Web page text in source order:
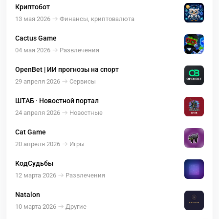
Криптобот
13 мая 2026 Финансы, криптовалюта
Cactus Game
04 мая 2026 Развлечения
OpenBet | ИИ прогнозы на спорт
29 апреля 2026 Сервисы
ШТАБ · Новостной портал
24 апреля 2026 Новостные
Cat Game
20 апреля 2026 Игры
КодСудьбы
12 марта 2026 Развлечения
Natalon
10 марта 2026 Другие